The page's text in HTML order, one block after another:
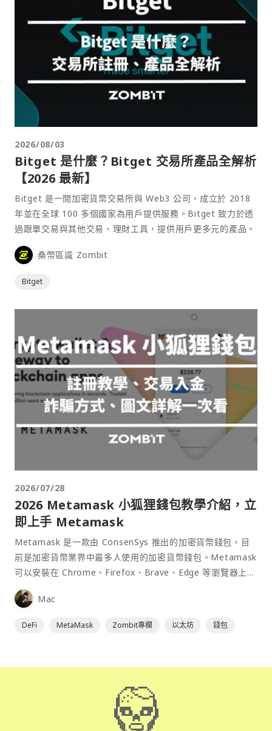
2026/08/03
Bitget 是什麼？Bitget 交易所產品全解析
【2026 最新】
Bitget 是一間加密貨幣交易所與 Web3 公司，成立於 2018
年並在全球 100 多個國家為用戶提供服務。Bitget 致力於透
過跟單交易與其他交易、理財工具，提供用戶更多元的產品。
桑幣區識 Zombit
Bitget
2026/07/28
2026 Metamask 小狐狸錢包教學介紹，立
即上手 Metamask
Metamask 是一款由 ConsenSys 推出的加密貨幣錢包，目
前是加密貨幣業界中最多人使用的加密貨幣錢包。Metamask
可以安裝在 Chrome、Firefox、Brave、Edge 等瀏覽器上作
為插件使用，具備許多功能且使用上非常方便。
Mac
DeFi MetaMask Zombit專欄 以太坊 錢包